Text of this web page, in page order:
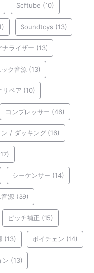
Softube (10)
Soundtoys (13)
ナライザー (13)
ック音源 (13)
リペア (10)
コンプレッサー (46)
ン / ダッキング (16)
シーケンサー (14)
音源 (39)
ピッチ補正 (15)
(13) ボイチェン (14)
ン (13)